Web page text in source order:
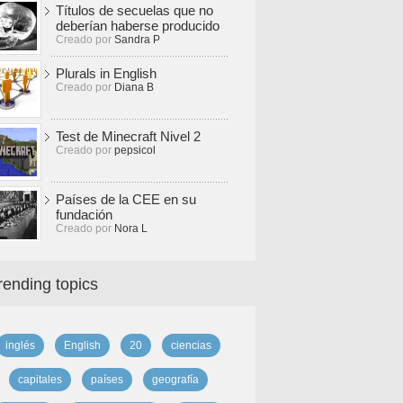
Títulos de secuelas que no
deberían haberse producido
Creado por Sandra P
Plurals in English
Creado por Diana B
Test de Minecraft Nivel 2
Creado por pepsicol
Países de la CEE en su
fundación
Creado por Nora L
topics
inglés English 20 ciencias
capitales países geografía